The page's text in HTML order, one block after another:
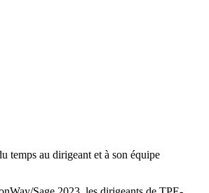
temps au dirigeant et à son équipe